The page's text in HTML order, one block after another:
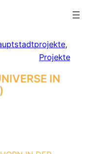
Projekte
IN